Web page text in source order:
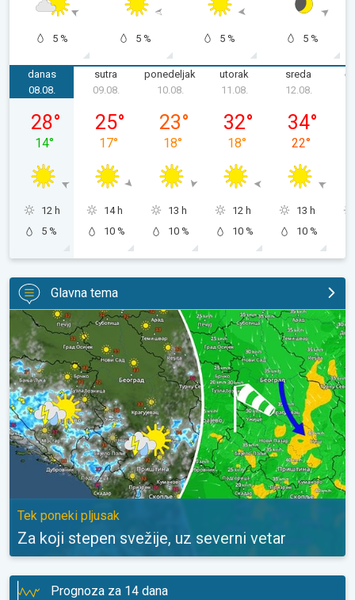
5 % 5 % 5 % 5 %
danas
subota, 08. 08.
08.08.
28°
14°
12 h
5 %
sutra
09.08.
25°
17°
14 h
10 %
ponedeljak
10.08.
23°
18°
13 h
10 %
utorak
11.08.
32°
18°
12 h
10 %
sreda
12.08.
34°
22°
13 h
10 %
Glavna tema
Za koji stepen svežije, uz severni vetar. Tek poneki pljusak. . .
Tek poneki pljusak
Za koji stepen svežije, uz severni vetar
Prognoza za 14 dana